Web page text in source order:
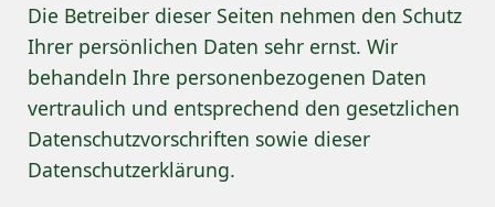
Die Betreiber dieser Seiten nehmen den Schutz
Ihrer persönlichen Daten sehr ernst. Wir
behandeln Ihre personenbezogenen Daten
vertraulich und entsprechend den gesetzlichen
Datenschutzvorschriften sowie dieser
Datenschutzerklärung.